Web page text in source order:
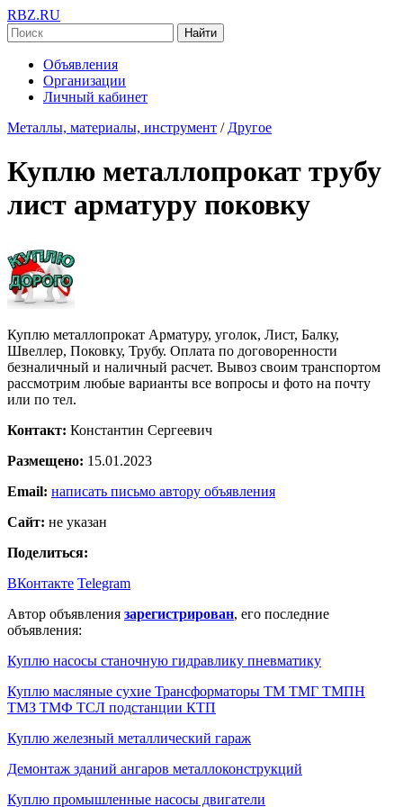
RBZ.RU
Найти
Объявления
Организации
Личный кабинет
Металлы, материалы, инструмент / Другое
Куплю металлопрокат трубу
лист арматуру поковку
Куплю металлопрокат Арматуру, уголок, Лист, Балку,
Швеллер, Поковку, Трубу. Оплата по договоренности
безналичный и наличный расчет. Вывоз своим транспортом
рассмотрим любые варианты все вопросы и фото на почту
или по тел.
Контакт: Константин Сергеевич
Размещено: 15.01.2023
Email: написать письмо автору объявления
Сайт: не указан
Поделиться:
ВКонтакте Telegram
Автор объявления зарегистрирован, его последние
объявления:
Куплю насосы станочную гидравлику пневматику
Куплю масляные сухие Трансформаторы ТМ ТМГ ТМПН
ТМЗ ТМФ ТСЛ подстанции КТП
Куплю железный металлический гараж
Демонтаж зданий ангаров металлоконструкций
Куплю промышленные насосы двигатели